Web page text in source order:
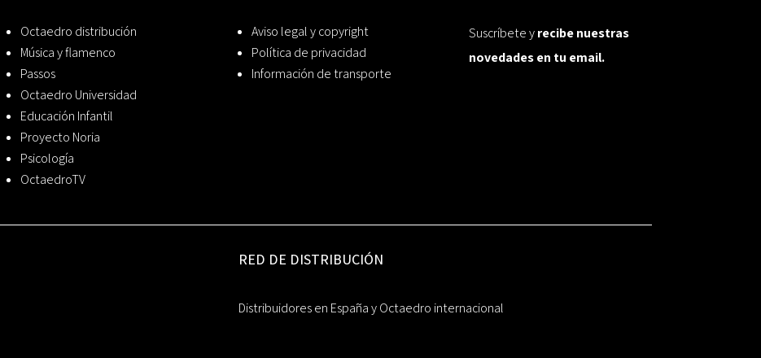
Octaedro distribución
Música y flamenco
Passos
Octaedro Universidad
Educación Infantil
Proyecto Noria
Psicología
OctaedroTV
Aviso legal y copyright
Política de privacidad
Información de transporte
Suscríbete yrecibe nuestras
novedades en tu email.
RED DE DISTRIBUCIÓN
Distribuidores en España y Octaedro internacional